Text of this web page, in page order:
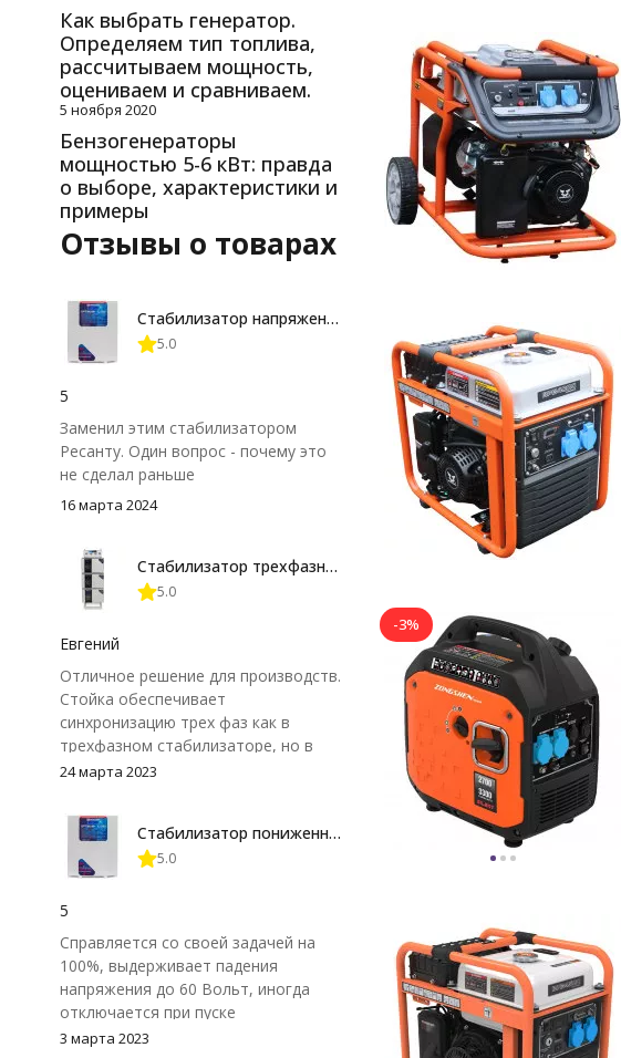
-3%
Как выбрать генератор.
Определяем тип топлива,
рассчитываем мощность,
оцениваем и сравниваем.
5 ноября 2020
Бензогенераторы
мощностью 5-6 кВт: правда
о выборе, характеристики и
примеры
Отзывы о товарах
Стабилизатор напряжения Энерготех OPTIMUM+ 12000
5.0
5
Заменил этим стабилизатором
Ресанту. Один вопрос - почему это
не сделал раньше
16 марта 2024
Стабилизатор трехфазный Энерготех PRIME 15000X3
5.0
Евгений
Отличное решение для производств.
Стойка обеспечивает
синхронизацию трех фаз как в
трехфазном стабилизаторе, но в
отличие от трехфазника данное
24 марта 2023
Стабилизатор пониженного напряжения Энерготех OPTIMUM+ 12000 СПН
5.0
5
Справляется со своей задачей на
100%, выдерживает падения
напряжения до 60 Вольт, иногда
отключается при пуске
кондиционера из за большого
3 марта 2023